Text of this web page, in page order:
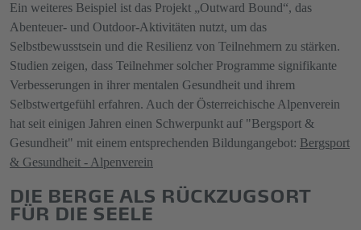
Ein weiteres Beispiel ist das Projekt „Outward Bound“, das
Abenteuer- und Outdoor-Aktivitäten nutzt, um das
Selbstbewusstsein und die Resilienz von Teilnehmern zu stärken.
Studien zeigen, dass Teilnehmer solcher Programme signifikante
Verbesserungen in ihrer mentalen Gesundheit und ihrem
Selbstwertgefühl erfahren. Auch der Österreichische Alpenverein
hat seit einigen Jahren einen Schwerpunkt auf "Bergsport &
Gesundheit" mit einem entsprechenden Bildungangebot: Bergsport
& Gesundheit - Alpenverein
DIE BERGE ALS RÜCKZUGSORT
FÜR DIE SEELE